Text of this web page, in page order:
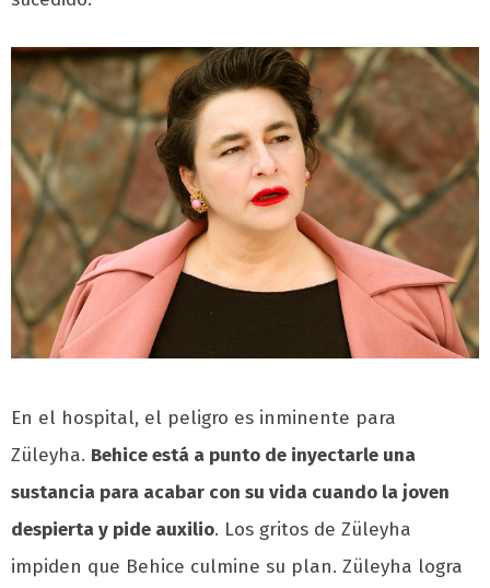
En el hospital, el peligro es inminente para
Züleyha. Behice está a punto de inyectarle una
sustancia para acabar con su vida cuando la joven
despierta y pide auxilio. Los gritos de Züleyha
impiden que Behice culmine su plan. Züleyha logra